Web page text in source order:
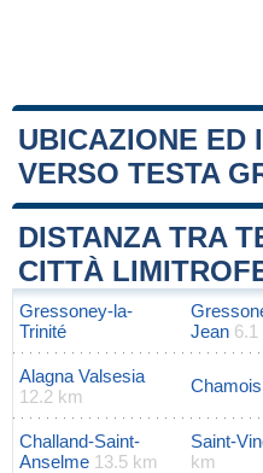
UBICAZIONE ED
VERSO TESTA
+
−
Leaflet |
DISTANZA TRA
CITTÀ
Gressoney-la-
Trinité
Jean 6.1
Alagna Valsesia
12.2 km
Chamois
Challand-Saint-
Anselme 13.5 km
Saint-
km